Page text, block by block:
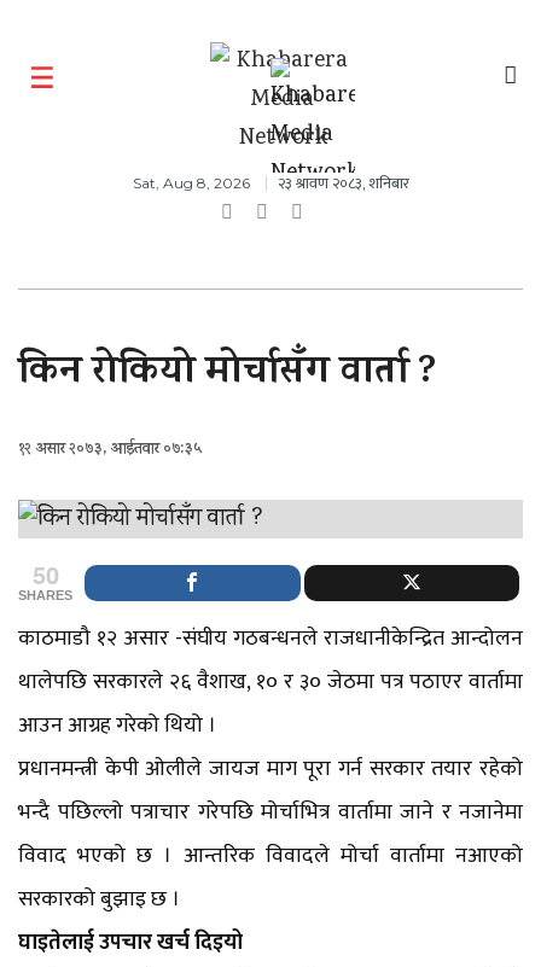
Sat, Aug 8, 2026 २३ श्रावण २०८३, शनिबार
किन रोकियो मोर्चासँग वार्ता ?
१२ असार २०७३, आईतवार ०७:३५
50
SHARES
काठमाडौ १२ असार -संघीय गठबन्धनले राजधानीकेन्द्रित आन्दोलन
थालेपछि सरकारले २६ वैशाख, १० र ३० जेठमा पत्र पठाएर वार्तामा
आउन आग्रह गरेको थियो ।
प्रधानमन्त्री केपी ओलीले जायज माग पूरा गर्न सरकार तयार रहेको
भन्दै पछिल्लो पत्राचार गरेपछि मोर्चाभित्र वार्तामा जाने र नजानेमा
विवाद भएको छ । आन्तरिक विवादले मोर्चा वार्तामा नआएको
सरकारको बुझाइ छ ।
घाइतेलाई उपचार खर्च दिइयो